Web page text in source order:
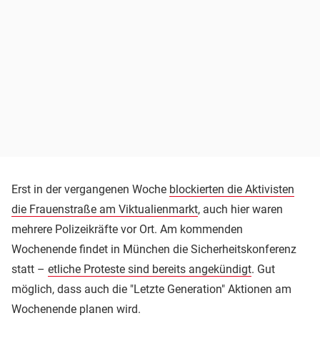
Erst in der vergangenen Woche blockierten die Aktivisten
die Frauenstraße am Viktualienmarkt, auch hier waren
mehrere Polizeikräfte vor Ort. Am kommenden
Wochenende findet in München die Sicherheitskonferenz
statt – etliche Proteste sind bereits angekündigt. Gut
möglich, dass auch die "Letzte Generation" Aktionen am
Wochenende planen wird.